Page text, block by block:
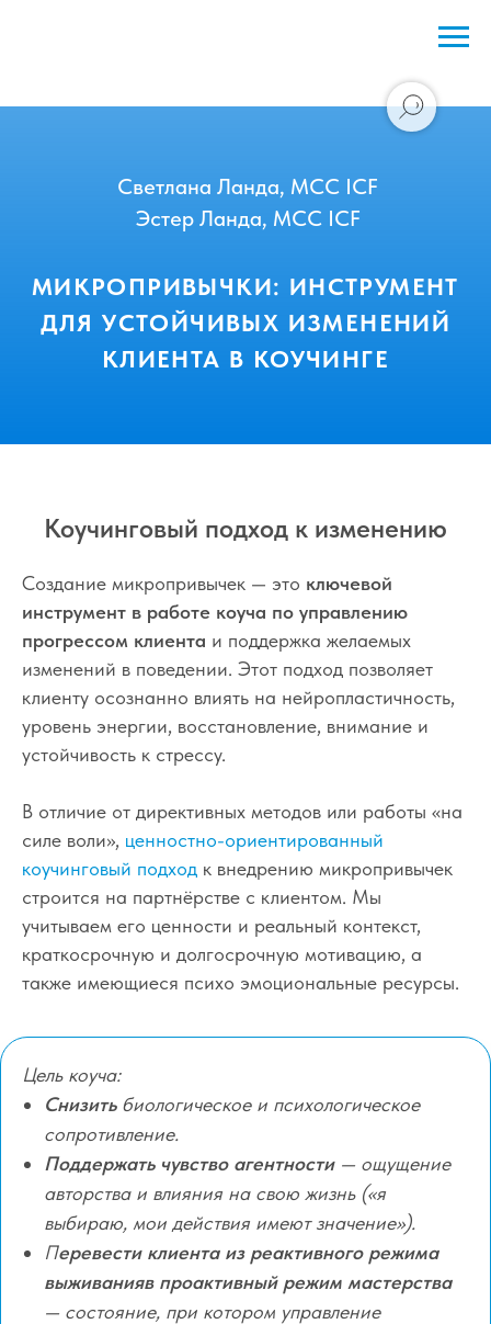
МИКРОПРИВЫЧКИ: ИНСТРУМЕНТ
ДЛЯ УСТОЙЧИВЫХ ИЗМЕНЕНИЙ
Коучинговый подход к изменению
Создание микропривычек — это ключевой
инструмент в работе коуча по управлению
прогрессом клиента и поддержка желаемых
изменений в поведении. Этот подход позволяет
клиенту осознанно влиять на нейропластичность,
уровень энергии, восстановление, внимание и
устойчивость к стрессу.
В отличие от директивных методов или работы «на
силе воли», ценностно-ориентированный
коучинговый подход к внедрению микропривычек
строится на партнёрстве с клиентом. Мы
учитываем его ценности и реальный контекст,
краткосрочную и долгосрочную мотивацию, а
также имеющиеся психо эмоциональные ресурсы.
Цель коуча:
Снизитьбиологическое и психологическое
сопротивление.
Поддержать чувство агентности— ощущение
авторства и влияния на свою жизнь («я
выбираю, мои действия имеют значение»).
Перевести клиента из реактивного режима
выживанияв проактивный режим мастерства
— состояние, при котором управление